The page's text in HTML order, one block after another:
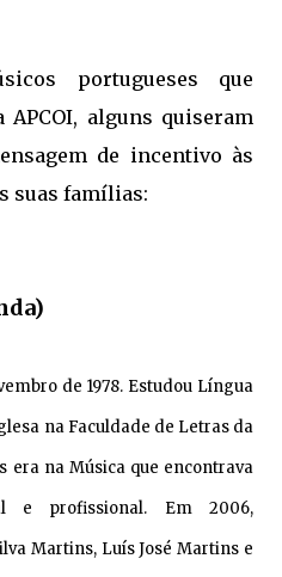
portugueses que
alguns quiseram
de incentivo às
suas famílias:
de 1978. Estudou Língua
na Faculdade de Letras da
era na Música que encontrava
e profissional. Em 2006,
Martins, Luís José Martins e